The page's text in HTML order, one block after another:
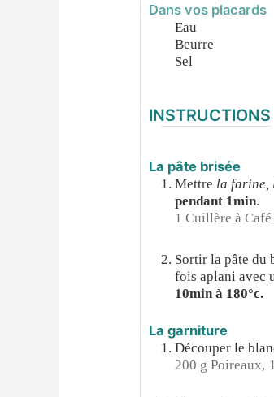
Dans vos placards
Eau
Beurre
Sel
INSTRUCTIONS
La pâte brisée
Mettre la farine,
pendant 1min.
1 Cuillère à Café
Sortir la pâte du
fois aplani avec
10min à 180°c.
La garniture
Découper le
200 g Poireaux,